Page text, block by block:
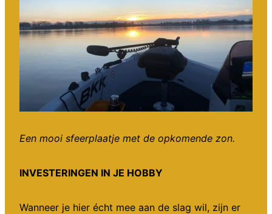
Een mooi sfeerplaatje met de opkomende zon.
INVESTERINGEN IN JE HOBBY
Wanneer je hier écht mee aan de slag wil, zijn er